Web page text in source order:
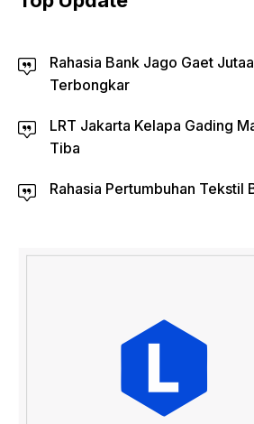
Rahasia Bank Jago Gaet
Terbongkar
LRT Jakarta Kelapa Gading
Tiba
Rahasia Pertumbuhan Tekstil